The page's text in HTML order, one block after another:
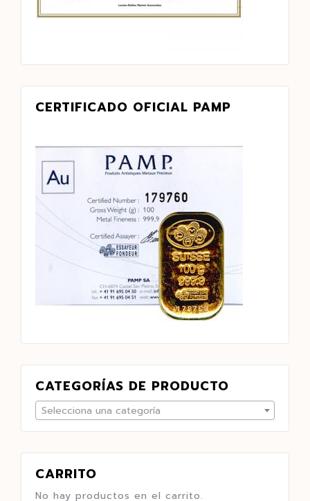
CERTIFICADO OFICIAL PAMP
CATEGORÍAS DE PRODUCTO
Selecciona una categoría
CARRITO
No hay productos en el carrito.